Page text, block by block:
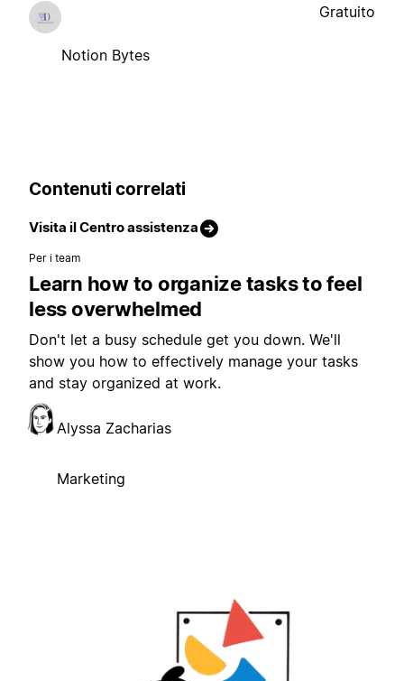
Notion Bytes
Gratuito
Contenuti correlati
Visita il Centro assistenza
Per i team
Learn how to organize tasks to feel
less overwhelmed
Don't let a busy schedule get you down. We'll
show you how to effectively manage your tasks
and stay organized at work.
Alyssa Zacharias
Marketing